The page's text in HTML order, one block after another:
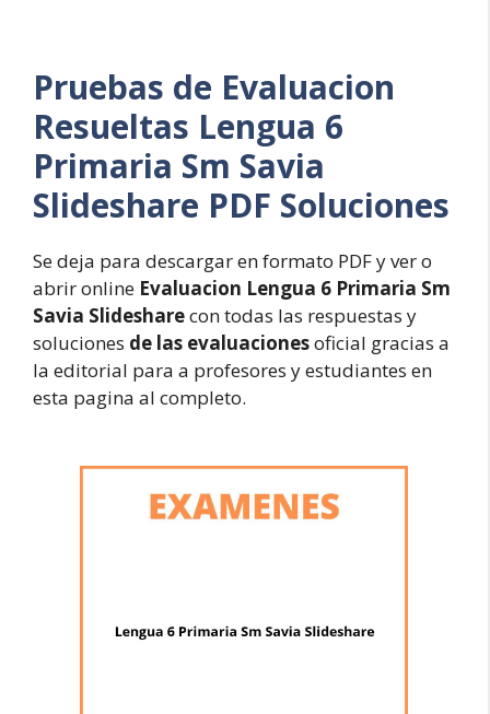
Pruebas de Evaluacion
Resueltas Lengua 6
Primaria Sm Savia
Slideshare PDF Soluciones
Se deja para descargar en formato PDF y ver o
abrir online Evaluacion Lengua 6 Primaria Sm
Savia Slidesharecon todas las respuestas y
soluciones de las evaluacionesoficial gracias a
la editorial para a profesores y estudiantes en
esta pagina al completo.